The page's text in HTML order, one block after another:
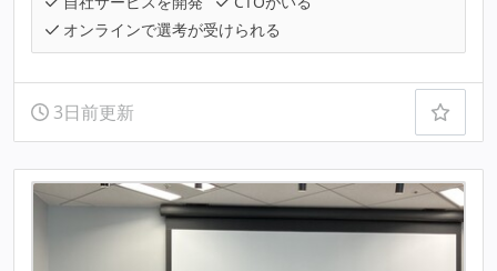
オンラインで選考が受けられる
3日前更新